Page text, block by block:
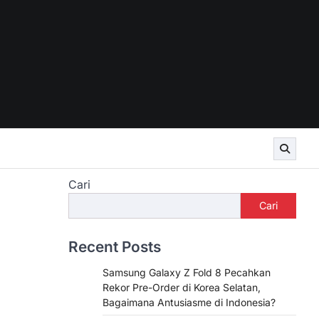
Cari
Cari
Recent Posts
Samsung Galaxy Z Fold 8 Pecahkan
Rekor Pre-Order di Korea Selatan,
Bagaimana Antusiasme di Indonesia?